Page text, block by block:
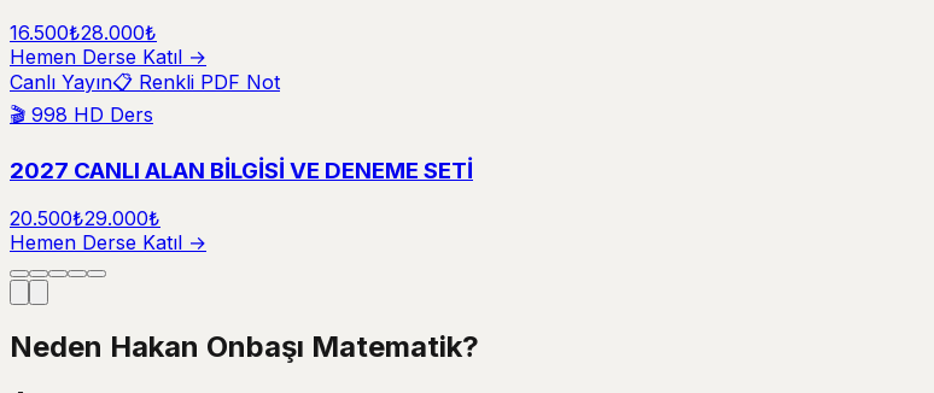
16.500₺28.000₺
Hemen Derse Katıl →
Canlı Yayın📋 Renkli PDF Not
🎬 998 HD Ders
2027 CANLI ALAN BİLGİSİ VE DENEME SETİ
20.500₺29.000₺
Hemen Derse Katıl →
Neden Hakan Onbaşı Matematik?